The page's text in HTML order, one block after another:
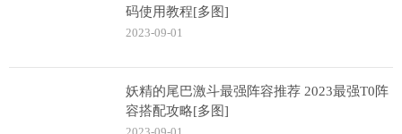
码使用教程[多图]
2023-09-01
妖精的尾巴激斗最强阵容推荐 2023最强T0阵
容搭配攻略[多图]